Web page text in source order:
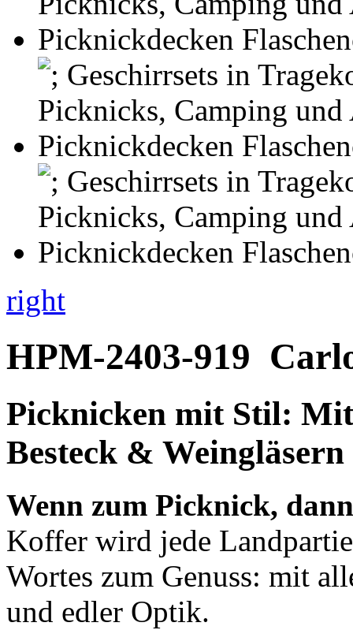
right
HPM-2403-919
Picknicken mit Stil:
Besteck & Weingläsern
Wenn zum Picknick,
Koffer wird jede
Wortes zum Genuss: mit
und edler Optik.